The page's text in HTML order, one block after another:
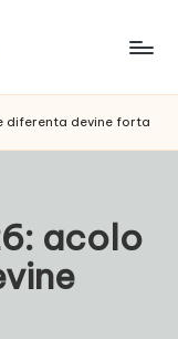
diferenta devine forta
acolo